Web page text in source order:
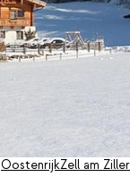
OostenrijkZell am Ziller